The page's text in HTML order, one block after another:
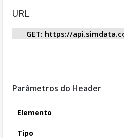
URL
GET: https://
Parâmetros do Header
Elemento
Tipo